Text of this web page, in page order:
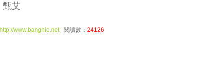
甄艾
http://www.bangnie.net閱讀數： 24126